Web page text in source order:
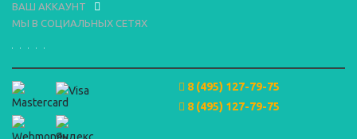
ВАШ АККАУНТ
МЫ В СОЦИАЛЬНЫХ СЕТЯХ
8 (495) 127-79-75
8 (495) 127-79-75